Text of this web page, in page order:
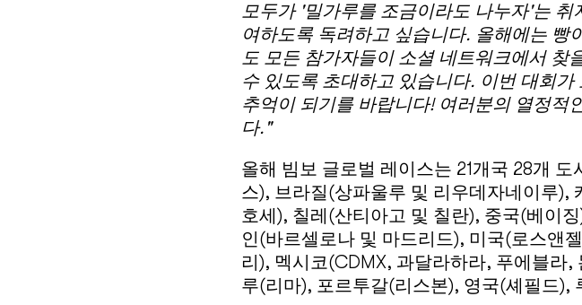
모두가 '밀가루를 조금이라도 나누자'는
여하도록 독려하고 싶습니다. 올해에는 빵
도 모든 참가자들이 소셜 네트워크에서 찾
수 있도록 초대하고 있습니다. 이번 대회가
추억이 되기를 바랍니다! 여러분의 열정적
다."
올해 빔보 글로벌 레이스는 21개국 28개
스), 브라질(상파울루 및 리우데자네이루),
호세), 칠레(산티아고 및 칠란), 중국(베이
인(바르셀로나 및 마드리드), 미국(로스앤
리), 멕시코(CDMX, 과달라하라, 푸에블라
루(리마), 포르투갈(리스본), 영국(셰필드),